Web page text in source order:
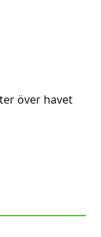
över havet